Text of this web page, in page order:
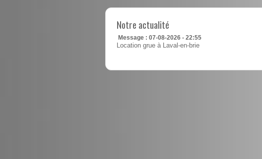
Notre actualité
Message : 07-08-2026 - 22:55
Location grue à Laval-en-brie